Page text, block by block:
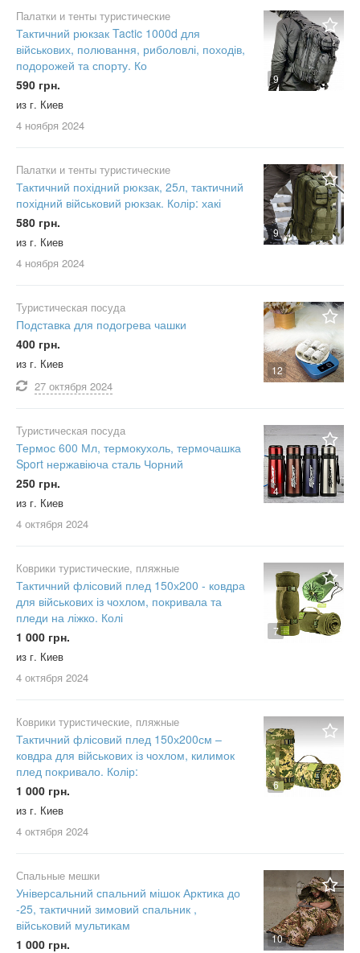
9
Палатки и тенты туристические
Тактичний рюкзак Tactic 1000d для
військових, полювання, риболовлі, походів,
подорожей та спорту. Ко
590 грн.
из г. Киев
4 ноября 2024
9
Палатки и тенты туристические
Тактичний похідний рюкзак, 25л, тактичний
похідний військовий рюкзак. Колір: хакі
580 грн.
из г. Киев
4 ноября 2024
12
Туристическая посуда
Подставка для подогрева чашки
400 грн.
из г. Киев
27 октября 2024
4
Туристическая посуда
Термос 600 Мл, термокухоль, термочашка
Sport нержавіюча сталь Чорний
250 грн.
из г. Киев
4 октября 2024
7
Коврики туристические, пляжные
Тактичний флісовий плед 150х200 - ковдра
для військових із чохлом, покривала та
пледи на ліжко. Колі
1 000 грн.
из г. Киев
4 октября 2024
6
Коврики туристические, пляжные
Тактичний флісовий плед 150х200см –
ковдра для військових із чохлом, килимок
плед покривало. Колір:
1 000 грн.
из г. Киев
4 октября 2024
10
Спальные мешки
Універсальний спальний мішок Арктика до
-25, тактичний зимовий спальник ,
військовий мультикам
1 000 грн.